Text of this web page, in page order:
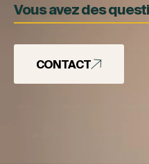
Vous avez des
CONTACT